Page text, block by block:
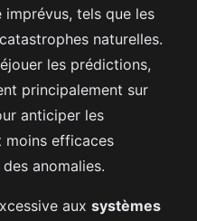
imprévus, tels que les
naturelles.
les prédictions,
principalement sur
anticiper les
moins efficaces
anomalies.
aux systèmes